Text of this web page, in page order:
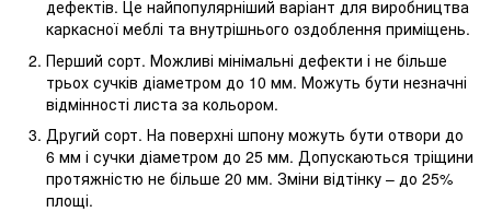
дефектів. Це найпопулярніший варіант для виробництва
каркасної меблі та внутрішнього оздоблення приміщень.
Перший сорт. Можливі мінімальні дефекти і не більше
трьох сучків діаметром до 10 мм. Можуть бути незначні
відмінності листа за кольором.
Другий сорт. На поверхні шпону можуть бути отвори до
6 мм і сучки діаметром до 25 мм. Допускаються тріщини
протяжністю не більше 20 мм. Зміни відтінку – до 25%
площі.